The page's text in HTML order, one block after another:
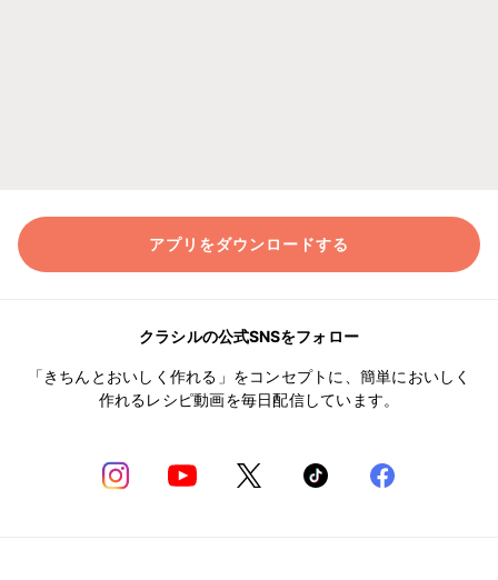
アプリをダウンロードする
クラシルの公式SNSをフォロー
「きちんとおいしく作れる」をコンセプトに、簡単においしく
作れるレシピ動画を毎日配信しています。